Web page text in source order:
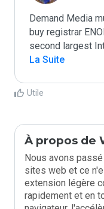
Demand Media
buy registrar
second largest
La Suite
Utile
À propos de
Nous avons
sites web et ce
extension légère
rapidement et en